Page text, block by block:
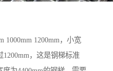
1000mm 1200mm，小宽
1200mm，这是钢梯标准